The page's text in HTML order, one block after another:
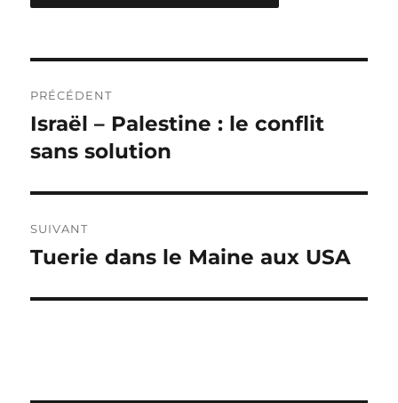
de
l’article
PRÉCÉDENT
Publication
précédente :
Israël – Palestine : le conflit
sans solution
SUIVANT
Publication
Tuerie dans le Maine aux USA